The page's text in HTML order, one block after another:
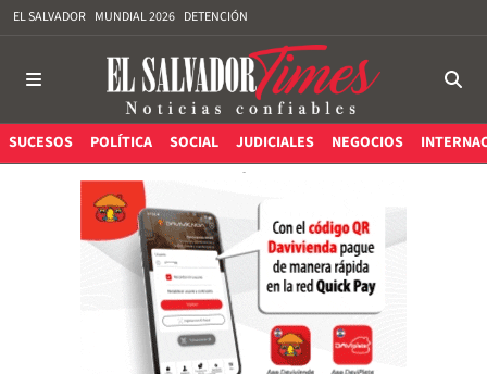
EL SALVADOR MUNDIAL 2026 DETENCIÓN
SUCESOS POLÍTICA SOCIAL JUDICIALES NEGOCIOS